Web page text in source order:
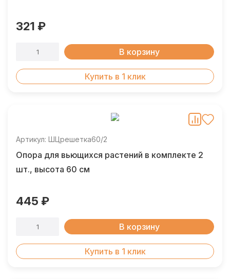
321 ₽
В корзину
Купить в 1 клик
Артикул: ШЦрешетка60/2
Опора для вьющихся растений в комплекте 2
шт., высота 60 см
445 ₽
В корзину
Купить в 1 клик